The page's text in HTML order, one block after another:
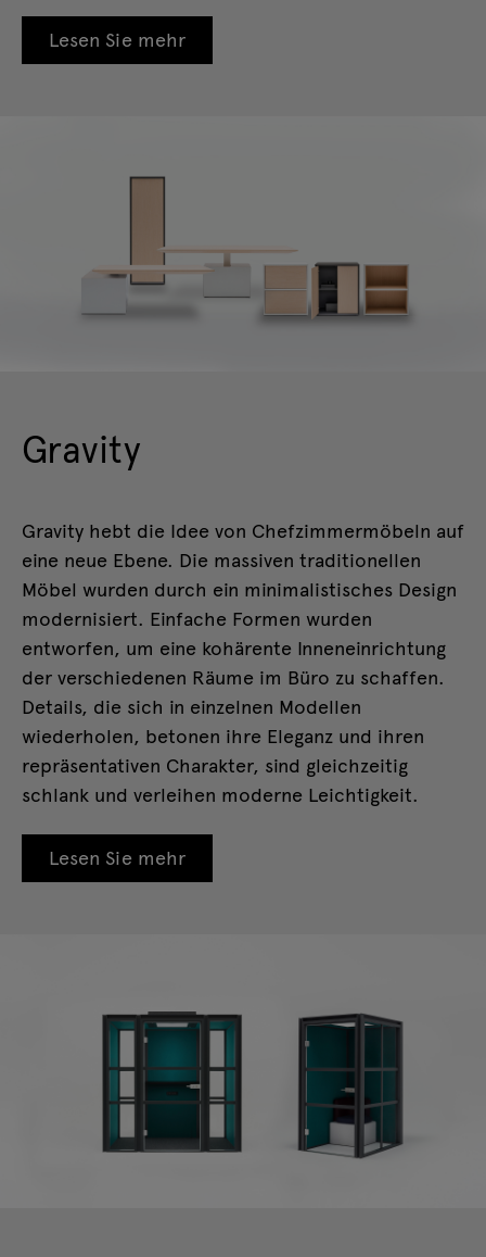
Lesen Sie mehr
Gravity
Gravity hebt die Idee von Chefzimmermöbeln auf
eine neue Ebene. Die massiven traditionellen
Möbel wurden durch ein minimalistisches Design
modernisiert. Einfache Formen wurden
entworfen, um eine kohärente Inneneinrichtung
der verschiedenen Räume im Büro zu schaffen.
Details, die sich in einzelnen Modellen
wiederholen, betonen ihre Eleganz und ihren
repräsentativen Charakter, sind gleichzeitig
schlank und verleihen moderne Leichtigkeit.
Lesen Sie mehr